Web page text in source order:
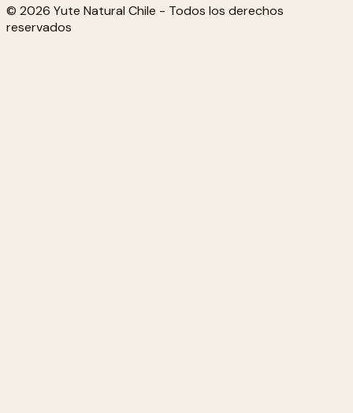
© 2026 Yute Natural Chile - Todos los derechos
reservados